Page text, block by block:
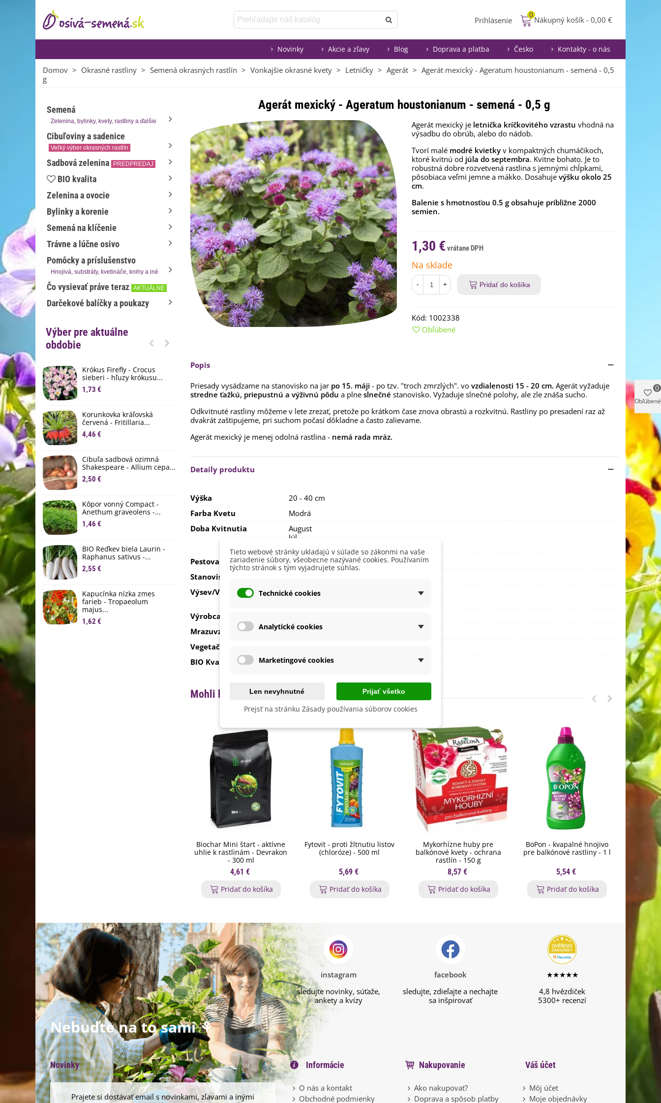
Prihlásenie
0
Nákupný košík - 0,00 €
Novinky Akcie a zľavy Blog Doprava a platba Česko Kontakty - o nás
Domov > Okrasné rastliny > Semená okrasných rastlín > Vonkajšie okrasné kvety > Letničky > Agerát > Agerát mexický - Ageratum houstonianum - semená - 0,5
g
Semená
Zelenina, bylinky, kvety, rastliny a ďalšie
Cibuľoviny a sadenice
Veľký výber okrasných rastlín
Sadbová zelenina PREDPREDAJ
BIO kvalita
Zelenina a ovocie
Bylinky a korenie
Semená na klíčenie
Trávne a lúčne osivo
Pomôcky a príslušenstvo
Hnojivá, substráty, kvetináče, knihy a iné
Čo vysievať práve teraz AKTUÁLNE
Darčekové balíčky a poukazy
Výber pre aktuálne
obdobie
Krókus Firefly - Crocus
sieberi - hľuzy krókusu...
1,73 €
Korunkovka kráľovská
červená - Fritillaria...
4,46 €
Cibuľa sadbová ozimná
Shakespeare - Allium cepa...
2,50 €
Kôpor vonný Compact -
Anethum graveolens -...
1,46 €
BIO Reďkev biela Laurin -
Raphanus sativus -...
2,55 €
Kapucínka nízka zmes
farieb - Tropaeolum
majus...
1,62 €
8,68 €
Kuchynské bylinky na malú
plochu - výsevný disk...
3,80 €
Daucus carota - semená -...
1,53 €
Begónia plnokvetá žltá -
Begonia superba -...
Eukalyptus Baby Blue -
Blahovičník - Eukalyptus...
4,08 €
Agerát mexický - Ageratum houstonianum - semená - 0,5 g
Agerát mexický je letnička kríčkovitého vzrastu vhodná na
výsadbu do obrúb, alebo do nádob.
Tvorí malé modré kvietky v kompaktných chumáčikoch,
ktoré kvitnú od júla do septembra. Kvitne bohato. Je to
robustná dobre rozvetvená rastlina s jemnými chĺpkami,
pôsobiaca veľmi jemne a mäkko. Dosahuje výšku okolo 25
cm.
Balenie s hmotnosťou 0.5 g obsahuje približne 2000
semien.
1,30 €
Na sklade
- + Pridať do košíka
Kód: 1002338
Obľúbené
Popis
Priesady vysádzame na stanovisko na jar po 15. máji - po tzv. "troch zmrzlých". vo vzdialenosti 15 - 20 cm. Agerát vyžaduje
stredne ťažkú, priepustnú a výživnú pôdu a plne slnečné stanovisko. Vyžaduje slnečné polohy, ale zle znáša sucho.
Odkvitnuté rastliny môžeme v lete zrezať, pretože po krátkom čase znova obrastú a rozkvitnú. Rastliny po presadení raz až
dvakrát zaštipujeme, pri suchom počasí dôkladne a často zalievame.
Agerát mexický je menej odolná rastlina - nemá rada mráz.
Detaily produktu
Výška
20 - 40 cm
Farba Kvetu
Modrá
Doba Kvitnutia
August
Júl
Pestovanie
V exteriéri - vonku
Stanovisko
Výsev/výsadba
Jún
Výrobca
Mrazuvzdornosť
Nie
Vegetačné Obdobie
BIO Kvalita
Nie
Mohli byste ešte potrebovať
Biochar Mini štart - aktívne
uhlie k rastlinám - Devrakon
- 300 ml
4,61 €
Pridať do košíka
Fytovit - proti žltnutiu listov
(chloróze) - 500 ml
5,69 €
Pridať do košíka
Mykorhízne huby pre
balkónové kvety - ochrana
rastlín - 150 g
8,57 €
Pridať do košíka
BoPon - kvapalné hnojivo
pre balkónové rastliny - 1 l
5,54 €
Pridať do košíka
Nebuďte na to sami ⚘
instagram
sledujte novinky, súťaže,
ankety a kvízy
facebook
sledujte, zdieľajte a nechajte
sa inšpirovať
★★★★★
4,8 hvězdiček
5300+ recenzí
Novinky
Prajete si dostávať email s novinkami, zľavami a inými
Informácie
O nás a kontakt
Obchodné podmienky
Nakupovanie
Ako nakupovať?
Doprava a spôsob platby
Váš účet
Môj účet
Moje objednávky
Obľúbené
0
Tieto webové stránky ukladajú v súlade so zákonmi na vaše
zariadenie súbory, všeobecne nazývané cookies. Používaním
týchto stránok s tým vyjadrujete súhlas.
Technické cookies
Analytické cookies
Marketingové cookies
Len nevyhnutné Prijať všetko
Prejsť na stránku Zásady používania súborov cookies